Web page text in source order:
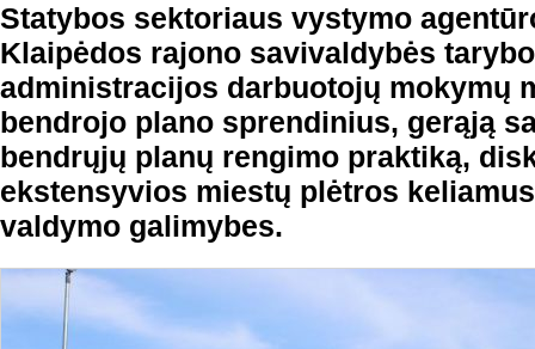
Statybos sektoriaus vystymo
Klaipėdos rajono savivaldybės
administracijos darbuotojų mokymų
bendrojo plano sprendinius, gerąją
bendrųjų planų rengimo praktiką,
ekstensyvios miestų plėtros
valdymo galimybes.